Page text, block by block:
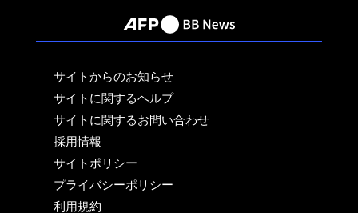
サイトからのお知らせ
サイトに関するヘルプ
サイトに関するお問い合わせ
採用情報
サイトポリシー
プライバシーポリシー
利用規約